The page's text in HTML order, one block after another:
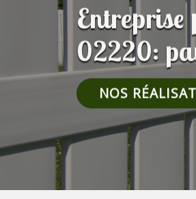
Entreprise
02220:
NOS